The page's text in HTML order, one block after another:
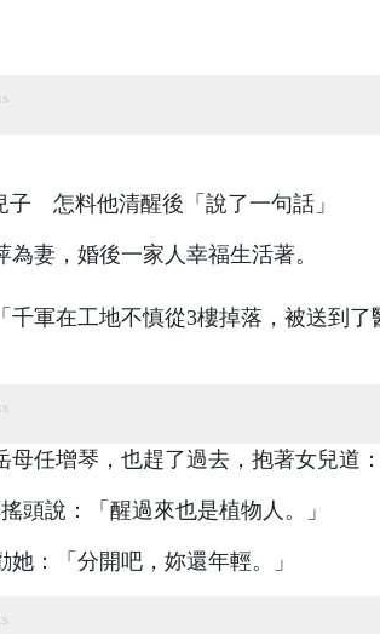
妻，婚後一家人幸福生活著。
千軍在工地不慎從3樓掉落，被送到了
任增琴，也趕了過去，抱著女兒道
頭說：「醒過來也是植物人。」
：「分開吧，妳還年輕。」